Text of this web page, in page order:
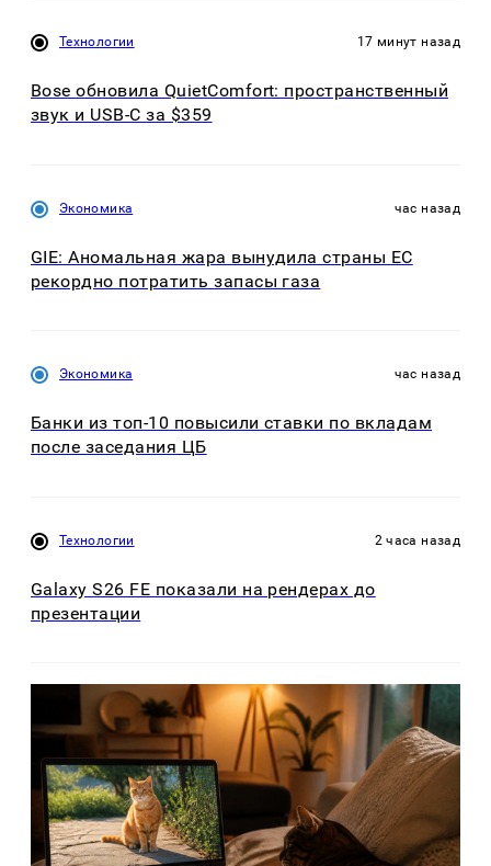
Технологии 17 минут назад
Bose обновила QuietComfort: пространственный
звук и USB-C за $359
Экономика час назад
GIE: Аномальная жара вынудила страны ЕС
рекордно потратить запасы газа
Экономика час назад
Банки из топ-10 повысили ставки по вкладам
после заседания ЦБ
Технологии 2 часа назад
Galaxy S26 FE показали на рендерах до
презентации